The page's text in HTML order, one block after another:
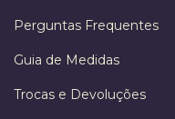
Perguntas Frequentes
Guia de Medidas
Trocas e Devoluções